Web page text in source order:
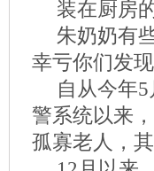
装在厨房
朱奶奶有
幸亏你们发
自从今年
警系统以来
孤寡老人，